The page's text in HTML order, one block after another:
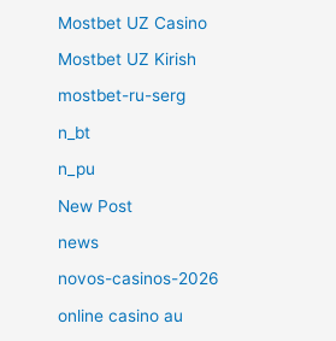
Mostbet UZ Casino
Mostbet UZ Kirish
mostbet-ru-serg
n_bt
n_pu
New Post
news
novos-casinos-2026
online casino au